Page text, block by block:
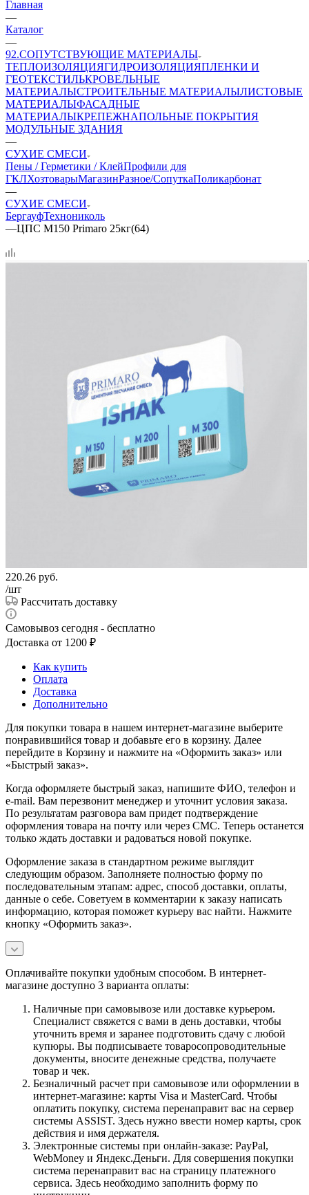
Главная
—
Каталог
—
92.СОПУТСТВУЮЩИЕ МАТЕРИАЛЫ
ТЕПЛОИЗОЛЯЦИЯГИДРОИЗОЛЯЦИЯПЛЕНКИ И
ГЕОТЕКСТИЛЬКРОВЕЛЬНЫЕ
МАТЕРИАЛЫСТРОИТЕЛЬНЫЕ МАТЕРИАЛЫЛИСТОВЫЕ
МАТЕРИАЛЫФАСАДНЫЕ
МАТЕРИАЛЫКРЕПЕЖНАПОЛЬНЫЕ ПОКРЫТИЯ
МОДУЛЬНЫЕ ЗДАНИЯ
—
СУХИЕ СМЕСИ
Пены / Герметики / КлейПрофили для
ГКЛХозтоварыМагазинРазное/СопуткаПоликарбонат
—
СУХИЕ СМЕСИ
БергауфТехнониколь
—ЦПС М150 Primaro 25кг(64)
220.26 руб.
/шт
Рассчитать доставку
Самовывоз сегодня - бесплатно
Доставка от 1200 ₽
Как купить
Оплата
Доставка
Дополнительно
Для покупки товара в нашем интернет-магазине выберите
понравившийся товар и добавьте его в корзину. Далее
перейдите в Корзину и нажмите на «Оформить заказ» или
«Быстрый заказ».
Когда оформляете быстрый заказ, напишите ФИО, телефон и
e-mail. Вам перезвонит менеджер и уточнит условия заказа.
По результатам разговора вам придет подтверждение
оформления товара на почту или через СМС. Теперь останется
только ждать доставки и радоваться новой покупке.
Оформление заказа в стандартном режиме выглядит
следующим образом. Заполняете полностью форму по
последовательным этапам: адрес, способ доставки, оплаты,
данные о себе. Советуем в комментарии к заказу написать
информацию, которая поможет курьеру вас найти. Нажмите
кнопку «Оформить заказ».
Оплачивайте покупки удобным способом. В интернет-
магазине доступно 3 варианта оплаты:
Наличные при самовывозе или доставке курьером.
Специалист свяжется с вами в день доставки, чтобы
уточнить время и заранее подготовить сдачу с любой
купюры. Вы подписываете товаросопроводительные
документы, вносите денежные средства, получаете
товар и чек.
Безналичный расчет при самовывозе или оформлении в
интернет-магазине: карты Visa и MasterCard. Чтобы
оплатить покупку, система перенаправит вас на сервер
системы ASSIST. Здесь нужно ввести номер карты, срок
действия и имя держателя.
Электронные системы при онлайн-заказе: PayPal,
WebMoney и Яндекс.Деньги. Для совершения покупки
система перенаправит вас на страницу платежного
сервиса. Здесь необходимо заполнить форму по